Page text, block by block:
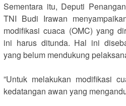
‎Sementara itu, Deputi
TNI Budi Irawan
modifikasi cuaca (OMC) yang
ini harus ditunda. Hal ini
yang belum mendukung
‎”Untuk melakukan modifikasi
kedatangan awan yang